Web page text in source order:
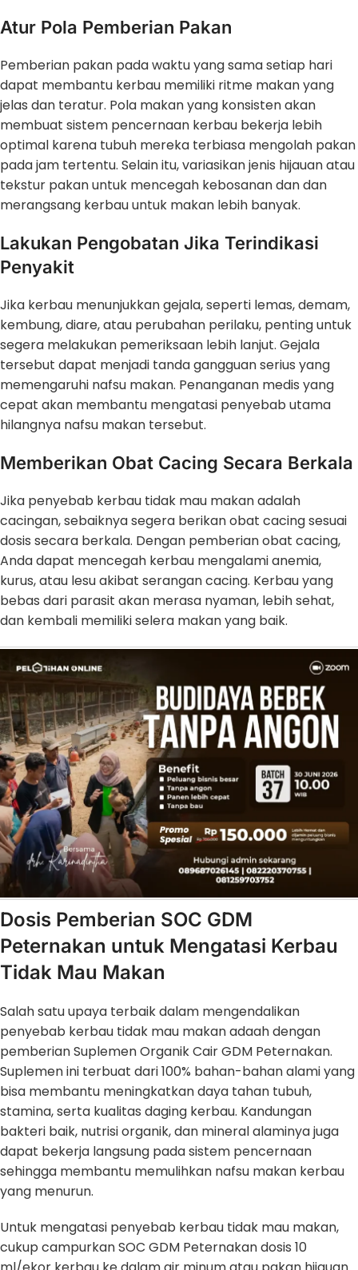
Atur Pola Pemberian Pakan
Pemberian pakan pada waktu yang sama setiap hari
dapat membantu kerbau memiliki ritme makan yang
jelas dan teratur. Pola makan yang konsisten akan
membuat sistem pencernaan kerbau bekerja lebih
optimal karena tubuh mereka terbiasa mengolah pakan
pada jam tertentu. Selain itu, variasikan jenis hijauan atau
tekstur pakan untuk mencegah kebosanan dan dan
merangsang kerbau untuk makan lebih banyak.
Lakukan Pengobatan Jika Terindikasi
Penyakit
Jika kerbau menunjukkan gejala, seperti lemas, demam,
kembung, diare, atau perubahan perilaku, penting untuk
segera melakukan pemeriksaan lebih lanjut. Gejala
tersebut dapat menjadi tanda gangguan serius yang
memengaruhi nafsu makan. Penanganan medis yang
cepat akan membantu mengatasi penyebab utama
hilangnya nafsu makan tersebut.
Memberikan Obat Cacing Secara Berkala
Jika penyebab kerbau tidak mau makan adalah
cacingan, sebaiknya segera berikan obat cacing sesuai
dosis secara berkala. Dengan pemberian obat cacing,
Anda dapat mencegah kerbau mengalami anemia,
kurus, atau lesu akibat serangan cacing. Kerbau yang
bebas dari parasit akan merasa nyaman, lebih sehat,
dan kembali memiliki selera makan yang baik.
Dosis Pemberian SOC GDM
Peternakan untuk Mengatasi Kerbau
Tidak Mau Makan
Salah satu upaya terbaik dalam mengendalikan
penyebab kerbau tidak mau makan adaah dengan
pemberian Suplemen Organik Cair GDM Peternakan.
Suplemen ini terbuat dari 100% bahan-bahan alami yang
bisa membantu meningkatkan daya tahan tubuh,
stamina, serta kualitas daging kerbau. Kandungan
bakteri baik, nutrisi organik, dan mineral alaminya juga
dapat bekerja langsung pada sistem pencernaan
sehingga membantu memulihkan nafsu makan kerbau
yang menurun.
Untuk mengatasi penyebab kerbau tidak mau makan,
cukup campurkan SOC GDM Peternakan dosis 10